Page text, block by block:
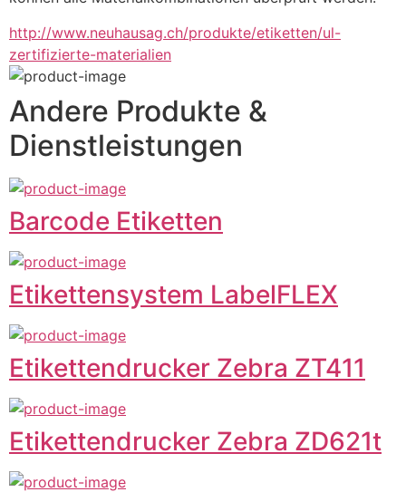
http://www.neuhausag.ch/produkte/etiketten/ul-
zertifizierte-materialien
Andere Produkte &
Dienstleistungen
Barcode Etiketten
Etikettensystem LabelFLEX
Etikettendrucker Zebra ZT411
Etikettendrucker Zebra ZD621t